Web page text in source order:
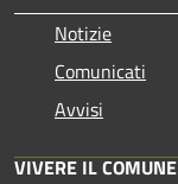
Notizie
Comunicati
Avvisi
VIVERE IL COMUNE